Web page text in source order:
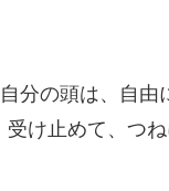
分の頭は、自由
け止めて、つ